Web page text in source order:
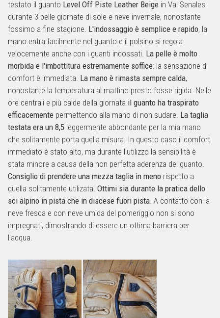
testato il guanto Level Off Piste Leather Beige in Val Senales
durante 3 belle giornate di sole e neve invernale, nonostante
fossimo a fine stagione. L'indossaggio è semplice e rapido, la
mano entra facilmente nel guanto e il polsino si regola
velocemente anche con i guanti indossati. La pelle è molto
morbida e l'imbottitura estremamente soffice: la sensazione di
comfort è immediata. La mano è rimasta sempre calda,
nonostante la temperatura al mattino presto fosse rigida. Nelle
ore centrali e più calde della giornata il guanto ha traspirato
efficacemente permettendo alla mano di non sudare. La taglia
testata era un 8,5 leggermente abbondante per la mia mano
che solitamente porta quella misura. In questo caso il comfort
immediato è stato alto, ma durante l'utilizzo la sensibilità è
stata minore a causa della non perfetta aderenza del guanto.
Consiglio di prendere una mezza taglia in meno rispetto a
quella solitamente utilizata. Ottimi sia durante la pratica dello
sci alpino in pista che in discese fuori pista . A contatto con la
neve fresca e con neve umida del pomeriggio non si sono
impregnati, dimostrando di essere un ottima barriera per
l'acqua.